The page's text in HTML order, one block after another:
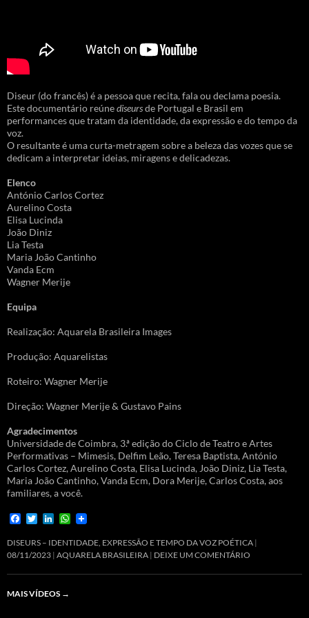
Diseur (do francês) é a pessoa que recita, fala ou declama poesia.
Este documentário reúnediseursde Portugal e Brasil em
performances que tratam da identidade, da expressão e do tempo da
voz.
O resultante é uma curta-metragem sobre a beleza das vozes que se
dedicam a interpretar ideias, miragens e delicadezas.
Elenco
António Carlos Cortez
Aurelino Costa
Elisa Lucinda
João Diniz
Lia Testa
Maria João Cantinho
Vanda Ecm
Wagner Merije
Equipa
Realização: Aquarela Brasileira Images
Produção: Aquarelistas
Roteiro: Wagner Merije
Direção: Wagner Merije & Gustavo Pains
Agradecimentos
Universidade de Coimbra, 3.ª edição do Ciclo de Teatro e Artes
Performativas – Mimesis, Delfim Leão, Teresa Baptista, António
Carlos Cortez, Aurelino Costa, Elisa Lucinda, João Diniz, Lia Testa,
Maria João Cantinho, Vanda Ecm, Dora Merije, Carlos Costa, aos
familiares, a você.
F
c
e
b
o
k
T
i
t
t
e
n
k
e
d
n
W
a
t
s
A
DISEURS – IDENTIDADE, EXPRESSÃO E TEMPO DA VOZ POÉTICA
08/11/2023 AQUARELA BRASILEIRA DEIXE UM COMENTÁRIO
MAIS VÍDEOS →